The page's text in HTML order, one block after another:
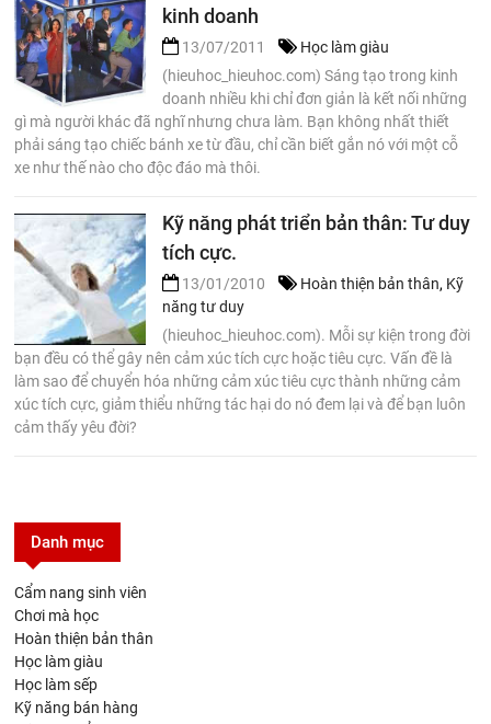
kinh doanh
13/07/2011
Học làm giàu
(hieuhoc_hieuhoc.com) Sáng tạo trong kinh
doanh nhiều khi chỉ đơn giản là kết nối những
gì mà người khác đã nghĩ nhưng chưa làm. Bạn không nhất thiết
phải sáng tạo chiếc bánh xe từ đầu, chỉ cần biết gắn nó với một cỗ
xe như thế nào cho độc đáo mà thôi.
Kỹ năng phát triển bản thân: Tư duy
tích cực.
13/01/2010 Hoàn thiện bản thân, Kỹ
năng tư duy
(hieuhoc_hieuhoc.com). Mỗi sự kiện trong đời
bạn đều có thể gây nên cảm xúc tích cực hoặc tiêu cực. Vấn đề là
làm sao để chuyển hóa những cảm xúc tiêu cực thành những cảm
xúc tích cực, giảm thiểu những tác hại do nó đem lại và để bạn luôn
cảm thấy yêu đời?
Danh mục
Cẩm nang sinh viên
Chơi mà học
Hoàn thiện bản thân
Học làm giàu
Học làm sếp
Kỹ năng bán hàng